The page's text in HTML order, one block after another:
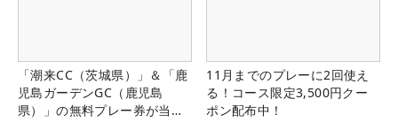
「潮来CC（茨城県）」＆「鹿
児島ガーデンGC（鹿児島
県）」の無料プレー券が当た
11月までのプレーに2回使え
る！コース限定3,500円クー
ポン配布中！